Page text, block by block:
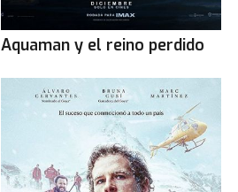
Aquaman y el reino perdido